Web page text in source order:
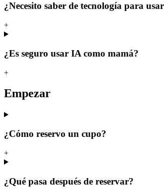
¿Necesito saber de tecnología para
+
¿Es seguro usar IA como mamá?
+
Empezar
¿Cómo reservo un cupo?
+
¿Qué pasa después de reservar?